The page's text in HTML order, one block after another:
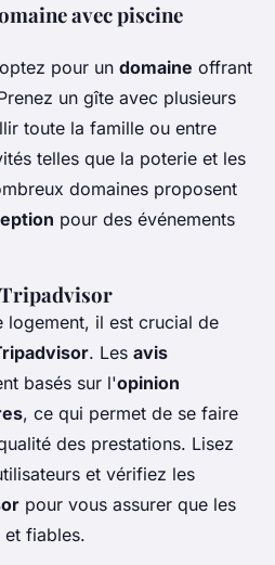
avec piscine
pour un domaine offrant
un gîte avec plusieurs
toute la famille ou entre
telles que la poterie et les
domaines proposent
pour des événements
logement, il est crucial de
. Les avis
basés sur l'opinion
, ce qui permet de se faire
des prestations. Lisez
et vérifiez les
pour vous assurer que les
et fiables.